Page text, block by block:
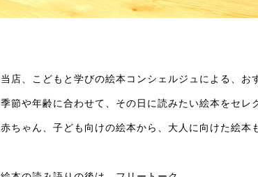
当店、こどもと学びの絵本コンシェルジュによる、お
季節や年齢に合わせて、その日に読みたい絵本をセレ
赤ちゃん、子ども向けの絵本から、大人に向けた絵本